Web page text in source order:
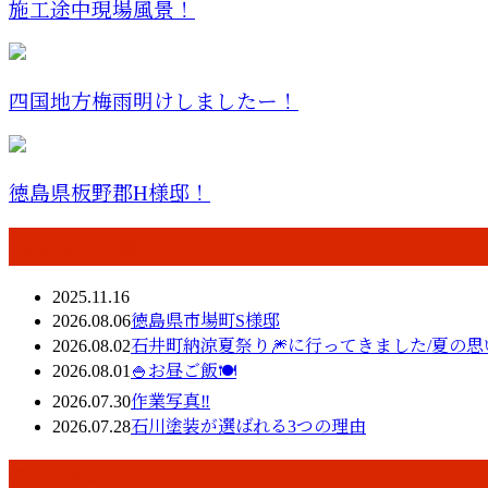
施工途中現場風景！
四国地方梅雨明けしましたー！
徳島県板野郡H様邸！
2025.11.16
2026.08.06徳島県市場町S様邸
2026.08.02石井町納涼夏祭り🎆に行ってきました/夏の思
2026.08.01 🍚お昼ご飯🍽️
2026.07.30作業写真‼️
2026.07.28石川塗装が選ばれる3つの理由